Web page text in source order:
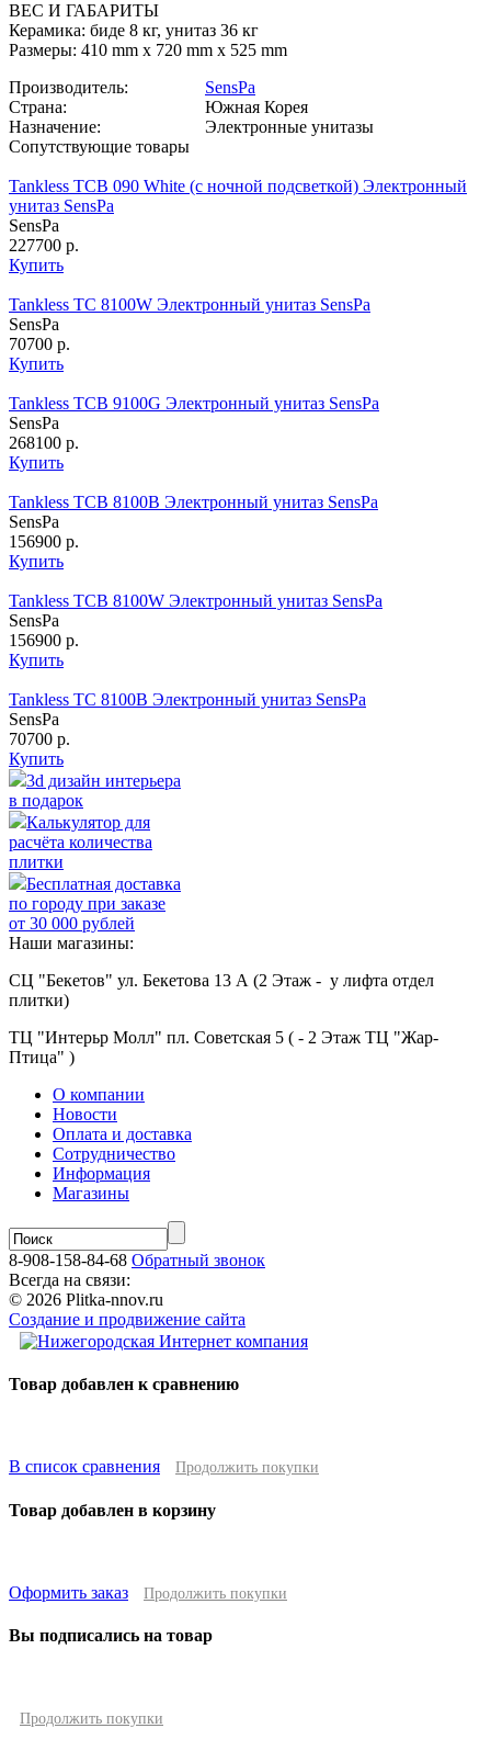
ВЕС И ГАБАРИТЫ
Керамика: биде 8 кг, унитаз 36 кг
Размеры: 410 mm x 720 mm x 525 mm
Производитель:
SensPa
Страна:
Южная Корея
Назначение:
Электронные унитазы
Сопутствующие товары
Tankless TCB 090 White (с ночной подсветкой) Электронный
унитаз SensPa
SensPa
227700 р.
Купить
Tankless TC 8100W Электронный унитаз SensPa
SensPa
70700 р.
Купить
Tankless TCB 9100G Электронный унитаз SensPa
SensPa
268100 р.
Купить
Tankless TCB 8100B Электронный унитаз SensPa
SensPa
156900 р.
Купить
Tankless TCB 8100W Электронный унитаз SensPa
SensPa
156900 р.
Купить
Tankless TC 8100B Электронный унитаз SensPa
SensPa
70700 р.
Купить
3d дизайн интерьера
в подарок
Калькулятор для
расчёта количества
плитки
Бесплатная доставка
по городу при заказе
от 30 000 рублей
Наши магазины:
СЦ "Бекетов" ул. Бекетова 13 А (2 Этаж - у лифта отдел
плитки)
ТЦ "Интерьр Молл" пл. Советская 5 ( - 2 Этаж ТЦ "Жар-
Птица" )
О компании
Новости
Оплата и доставка
Сотрудничество
Информация
Магазины
8-908-158-84-68 Обратный звонок
Всегда на связи:
© 2026 Plitka-nnov.ru
Создание и продвижение сайта
Товар добавлен к сравнению
В список сравнения Продолжить покупки
Товар добавлен в корзину
Оформить заказ Продолжить покупки
Вы подписались на товар
Продолжить покупки